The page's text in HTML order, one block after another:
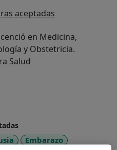
aceptadas
en Medicina,
y Obstetricia.
Salud
Embarazo